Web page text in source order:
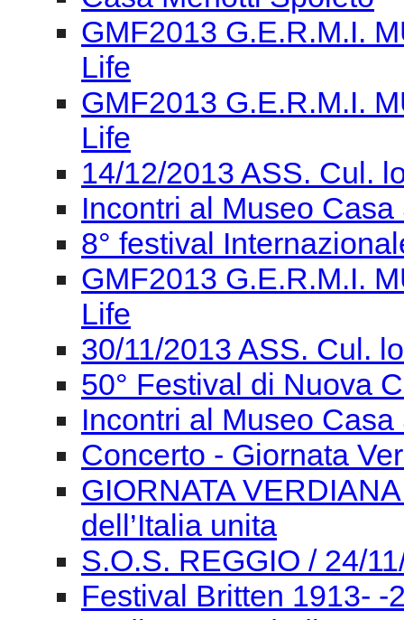
14/12/2013 ASS. Cul.
Incontri al Museo
8° festival
GMF2013 G.E.R.M.I.
Life
30/11/2013 ASS. Cul.
50° Festival di Nuova
Incontri al Museo
Concerto - Giornata
GIORNATA
dell’Italia unita
S.O.S. REGGIO / 24/
Festival Britten 1913-
RadioCemat dedica
grande compositore e
Scelsi 25 - 12/11/2013
Centro Ricerche